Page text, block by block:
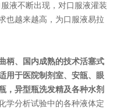
液不断出现，对口服液灌装
也越来越高，为口服液易拉
柄、国内成熟的技术活塞式
用于医院制剂室、安瓿、眼
，异型瓶洗发精及各种水剂
学分析试验中的各种液体定